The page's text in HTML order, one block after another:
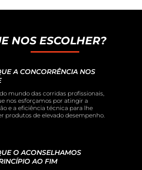
NOS ESCOLHER?
A CONCORRÊNCIA NOS
mundo das corridas profissionais,
nos esforçamos por atingir a
e a eficiência técnica para lhe
produtos de elevado desempenho.
O ACONSELHAMOS
AO FIM